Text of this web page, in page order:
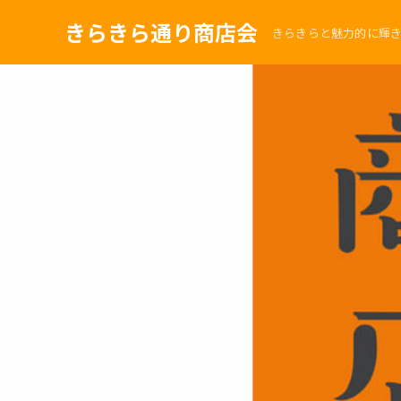
きらきら通り商店会 きらきらと魅力的に輝